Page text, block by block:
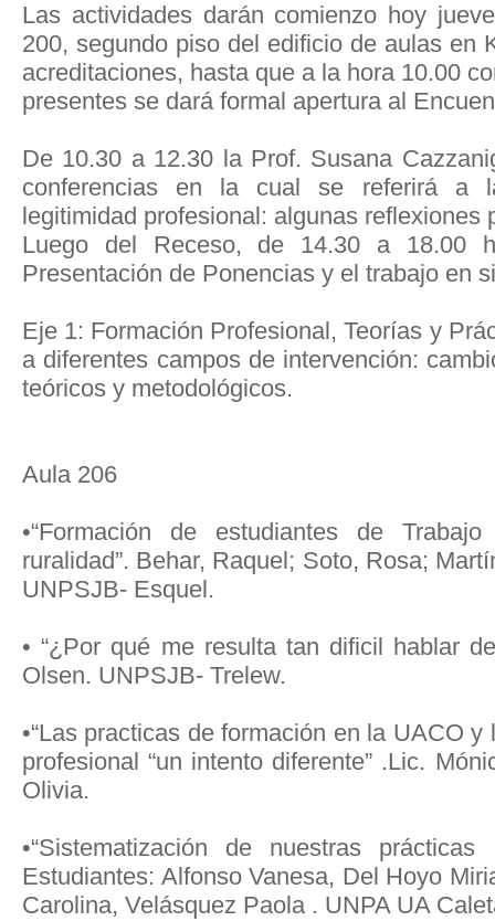
Las actividades darán comienzo hoy
200, segundo piso del edificio de aulas en
acreditaciones, hasta que a la hora 10.00
presentes se dará formal apertura al
De 10.30 a 12.30 la Prof. Susana
conferencias en la cual se referirá a
legitimidad profesional: algunas reflexiones
Luego del Receso, de 14.30 a 18.00
Presentación de Ponencias y el trabajo en
Eje 1: Formación Profesional, Teorías y
a diferentes campos de intervención:
teóricos y metodológicos.
Aula 206
•“Formación de estudiantes de
ruralidad”. Behar, Raquel; Soto, Rosa;
UNPSJB- Esquel.
• “¿Por qué me resulta tan dificil hablar
Olsen. UNPSJB- Trelew.
•“Las practicas de formación en la UACO
profesional “un intento diferente” .Lic.
Olivia.
•“Sistematización de nuestras prácticas
Estudiantes: Alfonso Vanesa, Del Hoyo
Carolina, Velásquez Paola . UNPA UA